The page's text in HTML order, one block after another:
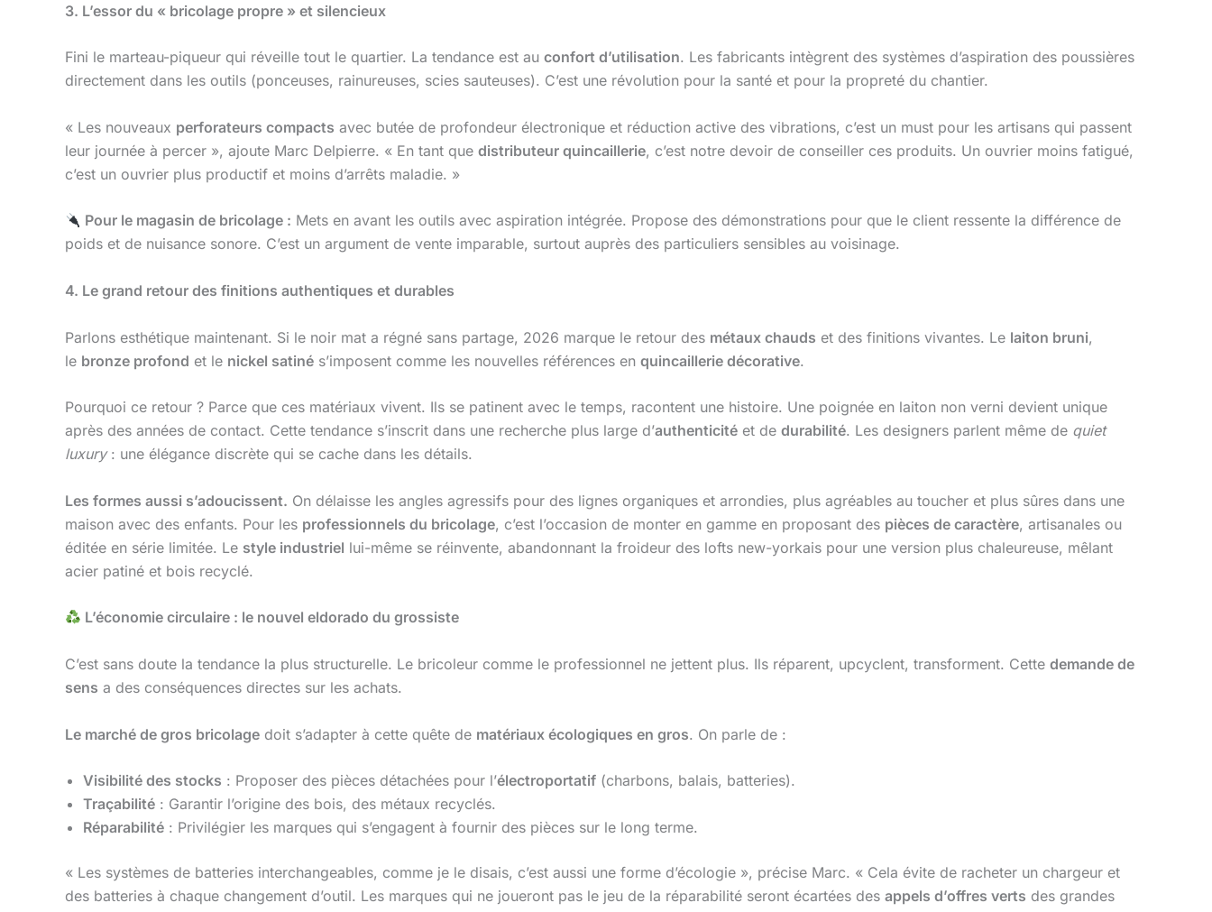
3. L’essor du « bricolage propre » et silencieux
Fini le marteau-piqueur qui réveille tout le quartier. La tendance est au confort d’utilisation. Les fabricants intègrent des systèmes d’aspiration des poussières
directement dans les outils (ponceuses, rainureuses, scies sauteuses). C’est une révolution pour la santé et pour la propreté du chantier.
« Les nouveaux perforateurs compacts avec butée de profondeur électronique et réduction active des vibrations, c’est un must pour les artisans qui passent
leur journée à percer », ajoute Marc Delpierre. « En tant que distributeur quincaillerie, c’est notre devoir de conseiller ces produits. Un ouvrier moins fatigué,
c’est un ouvrier plus productif et moins d’arrêts maladie. »
Pour le magasin de bricolage : Mets en avant les outils avec aspiration intégrée. Propose des démonstrations pour que le client ressente la différence de
poids et de nuisance sonore. C’est un argument de vente imparable, surtout auprès des particuliers sensibles au voisinage.
4. Le grand retour des finitions authentiques et durables
Parlons esthétique maintenant. Si le noir mat a régné sans partage, 2026 marque le retour des métaux chauds et des finitions vivantes. Le laiton bruni,
le bronze profond et le nickel satiné s’imposent comme les nouvelles références en quincaillerie décorative.
Pourquoi ce retour ? Parce que ces matériaux vivent. Ils se patinent avec le temps, racontent une histoire. Une poignée en laiton non verni devient unique
après des années de contact. Cette tendance s’inscrit dans une recherche plus large d’authenticité et de durabilité. Les designers parlent même de quiet
luxury: une élégance discrète qui se cache dans les détails.
Les formes aussi s’adoucissent. On délaisse les angles agressifs pour des lignes organiques et arrondies, plus agréables au toucher et plus sûres dans une
maison avec des enfants. Pour les professionnels du bricolage, c’est l’occasion de monter en gamme en proposant des pièces de caractère, artisanales ou
éditée en série limitée. Le style industriel lui-même se réinvente, abandonnant la froideur des lofts new-yorkais pour une version plus chaleureuse, mêlant
acier patiné et bois recyclé.
L’économie circulaire : le nouvel eldorado du grossiste
C’est sans doute la tendance la plus structurelle. Le bricoleur comme le professionnel ne jettent plus. Ils réparent, upcyclent, transforment. Cette demande de
sens a des conséquences directes sur les achats.
Le marché de gros bricolage doit s’adapter à cette quête de matériaux écologiques en gros. On parle de :
Visibilité des stocks : Proposer des pièces détachées pour l’électroportatif (charbons, balais, batteries).
Traçabilité : Garantir l’origine des bois, des métaux recyclés.
Réparabilité : Privilégier les marques qui s’engagent à fournir des pièces sur le long terme.
« Les systèmes de batteries interchangeables, comme je le disais, c’est aussi une forme d’écologie », précise Marc. « Cela évite de racheter un chargeur et
des batteries à chaque changement d’outil. Les marques qui ne joueront pas le jeu de la réparabilité seront écartées des appels d’offres verts des grandes